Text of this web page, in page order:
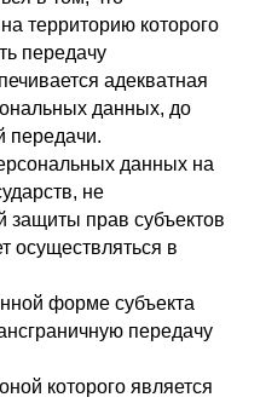
территорию которого
передачу
адекватная
данных, до
передачи.
данных на
не
защиты прав субъектов
осуществляться в
форме субъекта
передачу
которого является